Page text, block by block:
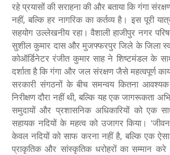
रहे प्रयासों की सराहना की और बताया कि गंगा
नहीं, बल्कि हर नागरिक का कर्तव्य है। इस पूरी
सहयोग उल्लेखनीय रहा। वैशाली हाजीपुर नगर
सुशील कुमार दास और मुजफ्फरपुर जिले के जिला
कोऑर्डिनेटर रंजीत कुमार साह ने शिष्टमंडल के
दर्शाता है कि गंगा और जल संरक्षण जैसे महत्वपूर्ण
सरकारी संगठनों के बीच समन्वय कितना
निरीक्षण दौरा नहीं थी, बल्कि यह एक जागरूकता
समुदायों और प्रशासनिक अधिकारियों को एक
सहायक नदियों के महत्व को उजागर किया।
केवल नदियों को साफ करना नहीं है, बल्कि एक
प्राकृतिक और सांस्कृतिक धरोहरों का सम्मान